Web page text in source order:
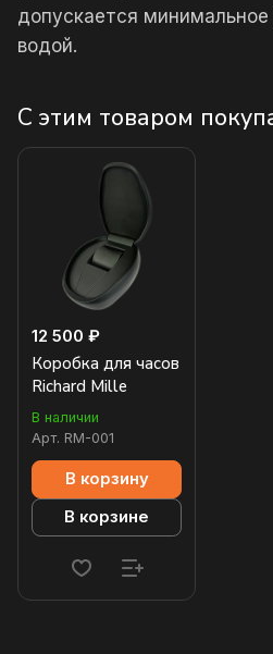
допускается минимальное
водой.
С этим товаром
12 500 ₽
Коробка для часов
Richard Mille
В наличии
Арт. RM-001
В корзину
В корзине